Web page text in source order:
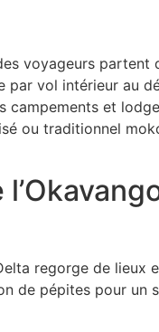
voyageurs partent
par vol intérieur au
campements et
ou traditionnel
regorge de lieux
de pépites pour un